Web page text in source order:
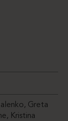
Greta
Kristina